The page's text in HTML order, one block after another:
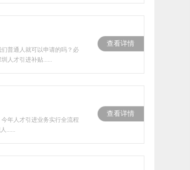
普通人就可以申请的吗？必
人才引进补贴......
查看详情
年人才引进业务实行全流程
......
查看详情